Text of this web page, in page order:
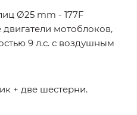
Ø25 mm - 177F
мотоблоков,
9 л.с. с воздушным
+ две шестерни.